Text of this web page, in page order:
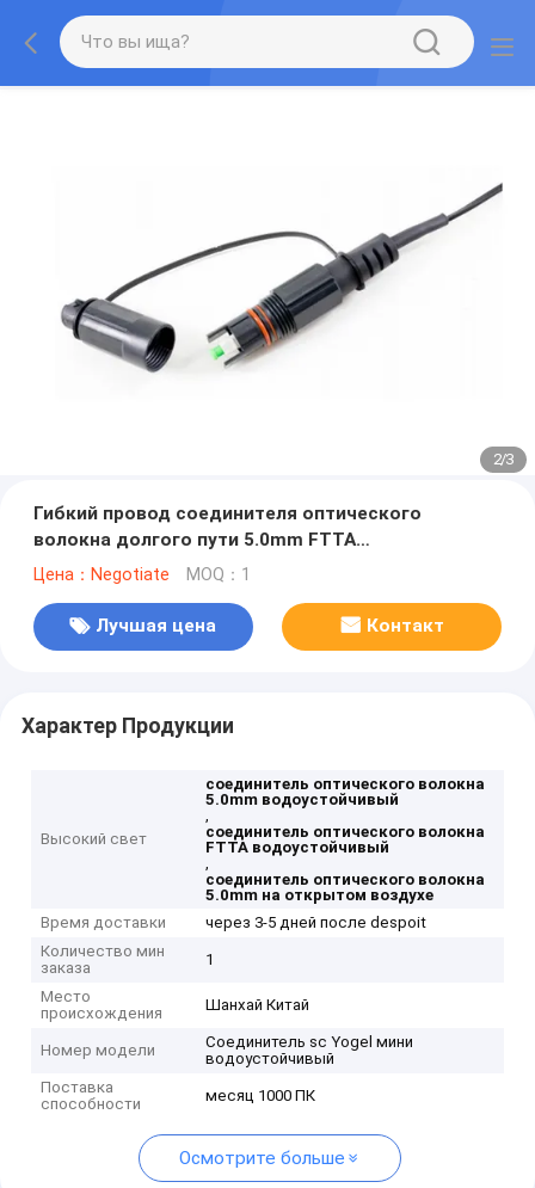
2/3
Гибкий провод соединителя оптического
волокна долгого пути 5.0mm FTTA
водоустойчивый
Цена：Negotiate MOQ：1
Лучшая цена Контакт
Характер Продукции
Высокий свет
соединитель оптического волокна
5.0mm водоустойчивый
,
соединитель оптического волокна
FTTA водоустойчивый
,
соединитель оптического волокна
5.0mm на открытом воздухе
Время доставки
через 3-5 дней после despoit
Количество мин
заказа
1
Место
происхождения
Шанхай Китай
Номер модели
Соединитель sc Yogel мини
водоустойчивый
Поставка
способности
месяц 1000 ПК
Осмотрите больше